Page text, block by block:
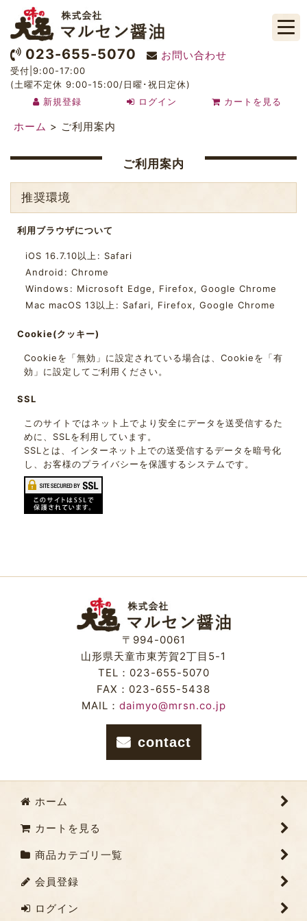
023-655-5070 お問い合わせ
受付|9:00-17:00
(土曜不定休 9:00-15:00/日曜･祝日定休)
新規登録
ログイン カートを見る
ホーム > ご利用案内
ご利用案内
推奨環境
利用ブラウザについて
iOS 16.7.10以上 : Safari
Android : Chrome
Windows : Microsoft Edge, Firefox, Google Chrome
Mac macOS 13以上 : Safari, Firefox, Google Chrome
Cookie(クッキー)
Cookieを「無効」に設定されている場合は、Cookieを「有
効」に設定してご利用ください。
SSL
このサイトではネット上でより安全にデータを送受信するた
めに、SSLを利用しています。
SSLとは、インターネット上での送受信するデータを暗号化
し、お客様のプライバシーを保護するシステムです。
〒994-0061
山形県天童市東芳賀2丁目5-1
TEL：023-655-5070
FAX：023-655-5438
MAIL： daimyo@mrsn.co.jp
contact
ホーム
カートを見る
商品カテゴリ一覧
会員登録
ログイン